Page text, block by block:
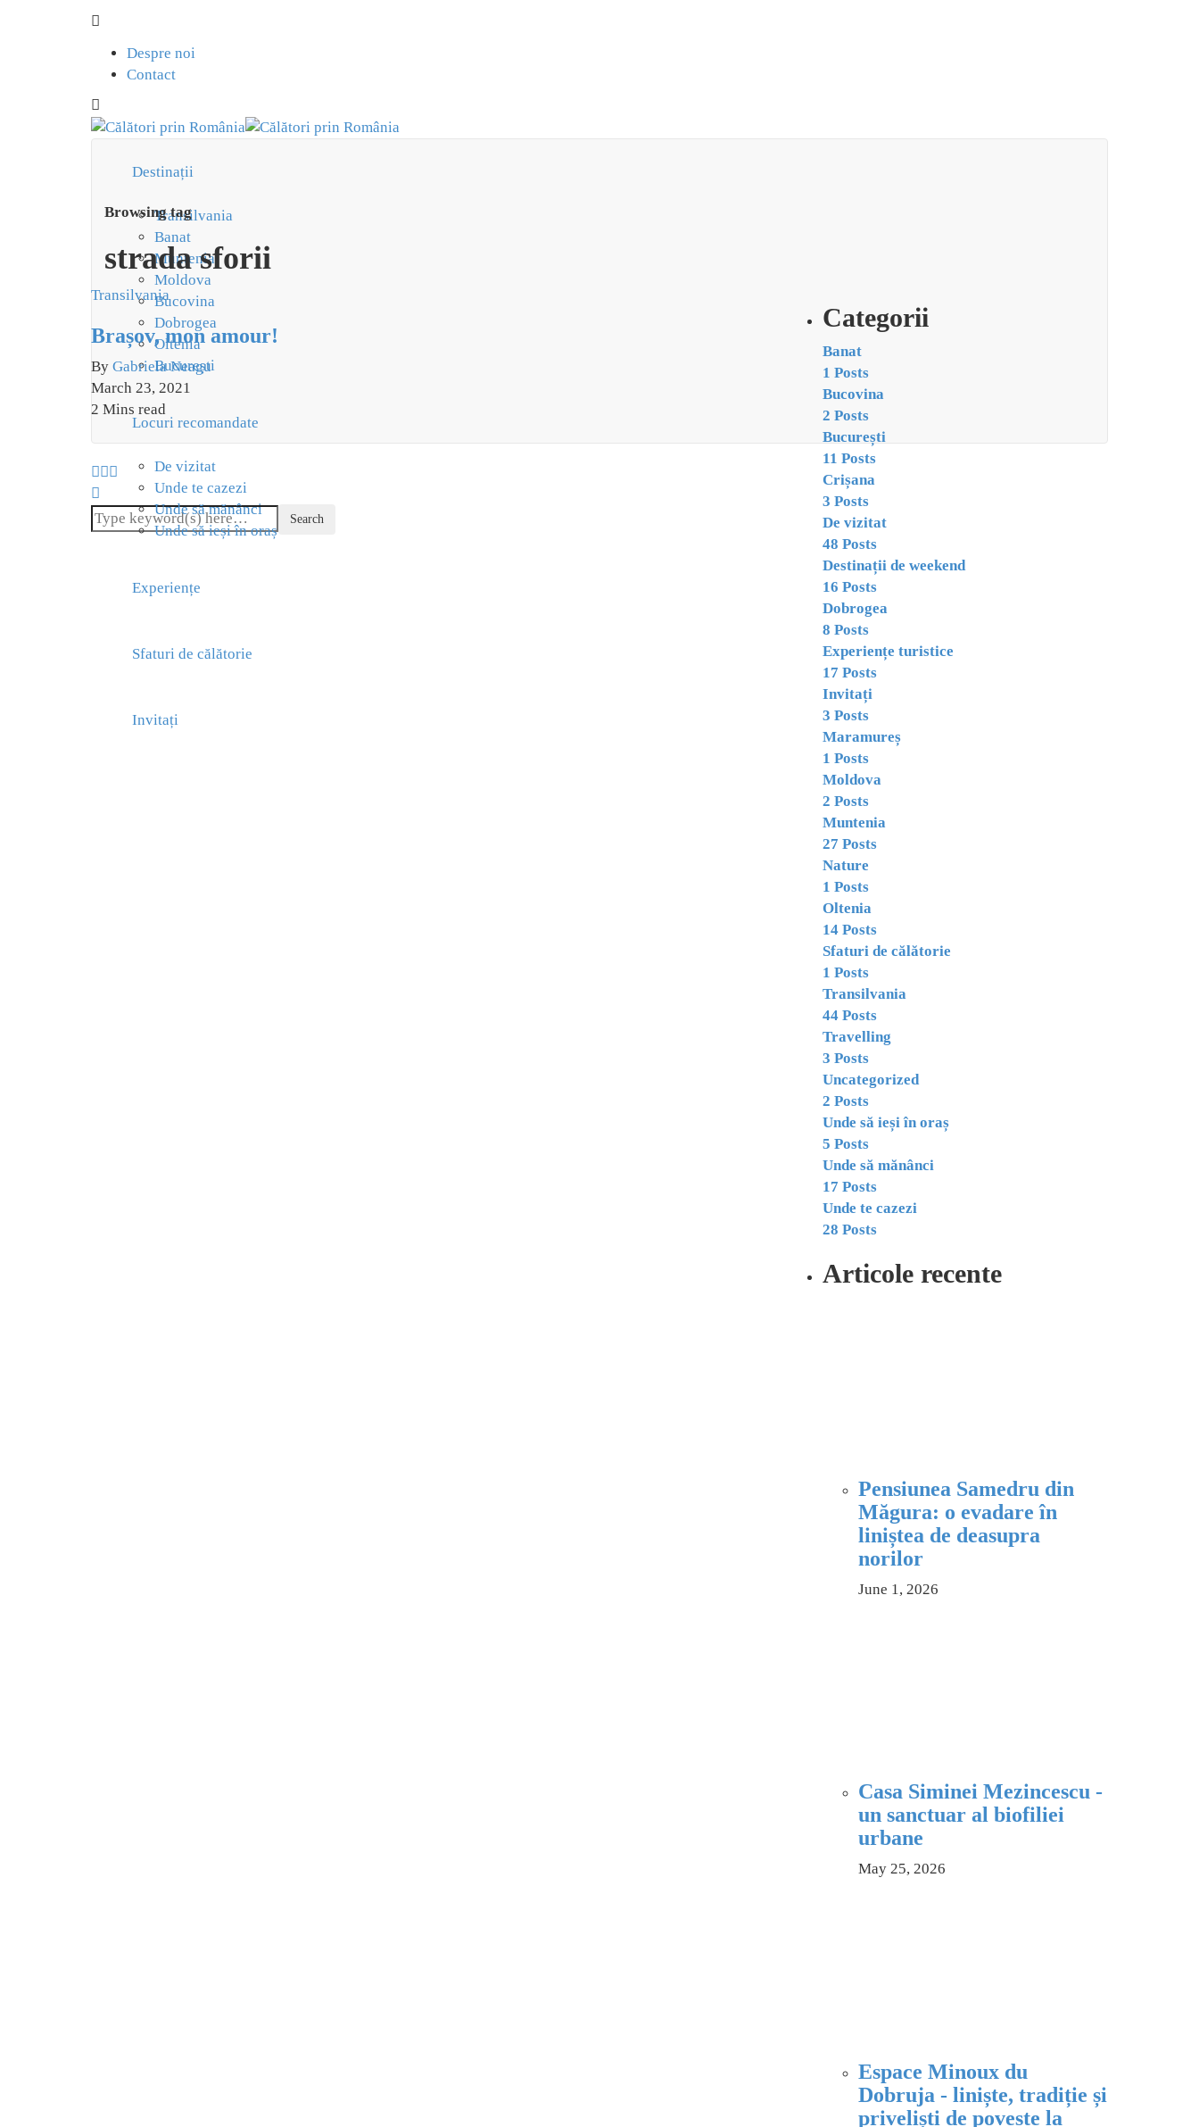
Despre noi
Contact
Destinații
Transilvania
Banat
Muntenia
Moldova
Bucovina
Dobrogea
Oltenia
București
Locuri recomandate
De vizitat
Unde te cazezi
Unde să mănânci
Unde să ieși în oraș
Experiențe
Sfaturi de călătorie
Invitați
Browsing tag
strada sforii
Transilvania
Brașov, mon amour!
By Gabriela Neagu
March 23, 2021
2 Mins read
Categorii
Banat
1 Posts
Bucovina
2 Posts
București
11 Posts
Crișana
3 Posts
De vizitat
48 Posts
Destinații de weekend
16 Posts
Dobrogea
8 Posts
Experiențe turistice
17 Posts
Invitați
3 Posts
Maramureș
1 Posts
Moldova
2 Posts
Muntenia
27 Posts
Nature
1 Posts
Oltenia
14 Posts
Sfaturi de călătorie
1 Posts
Transilvania
44 Posts
Travelling
3 Posts
Uncategorized
2 Posts
Unde să ieși în oraș
5 Posts
Unde să mănânci
17 Posts
Unde te cazezi
28 Posts
Articole recente
Pensiunea Samedru din
Măgura: o evadare în
liniștea de deasupra
norilor
June 1, 2026
Casa Siminei Mezincescu -
un sanctuar al biofiliei
urbane
May 25, 2026
Espace Minoux du
Dobruja - liniște, tradiție și
priveliști de poveste la